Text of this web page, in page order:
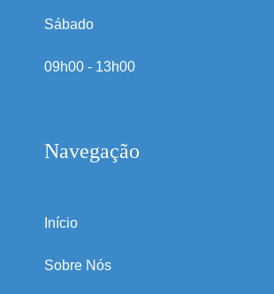
Sábado
09h00 - 13h00
Navegação
Início
Sobre Nós